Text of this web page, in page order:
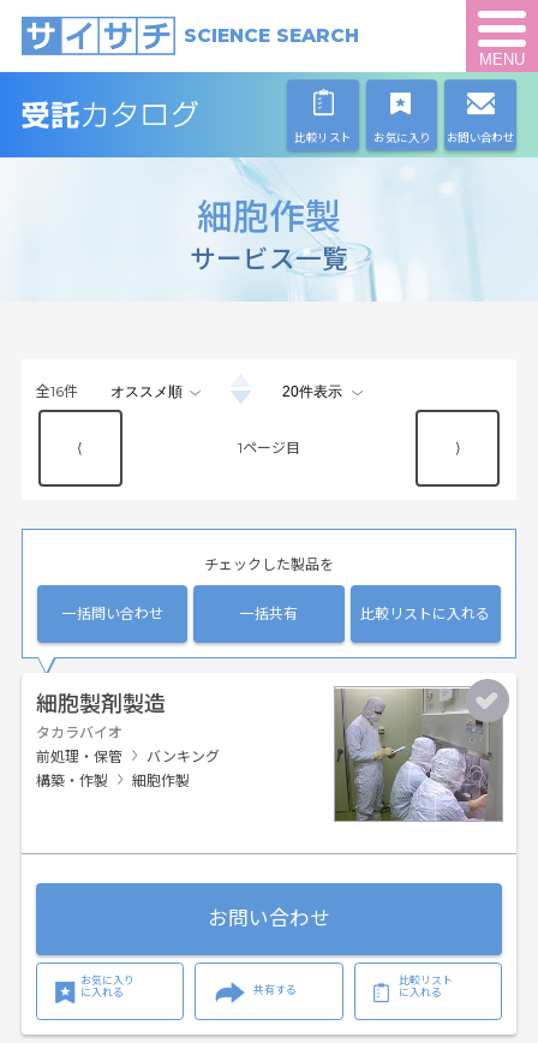
SCIENCE SEARCH
MENU
比較リスト お気に入り お問い合わせ
細胞作製
サービス一覧
全16件
⟨ 1 ⟩
チェックした製品を
一括問い合わせ 一括共有 比較リストに入れる
細胞製剤製造
タカラバイオ
前処理・保管
バンキング
構築・作製
細胞作製
お問い合わせ
お気に入り
に入れる
共有する
比較リスト
に入れる